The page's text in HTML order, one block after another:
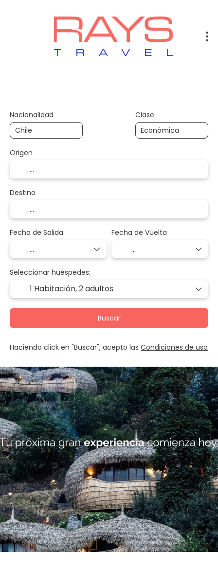
Nacionalidad Clase
Origen
Destino
Fecha de Salida Fecha de Vuelta
Seleccionar huéspedes:
1 Habitación,2 adultos
Buscar
Haciendo click en "Buscar", acepto las Condiciones de uso